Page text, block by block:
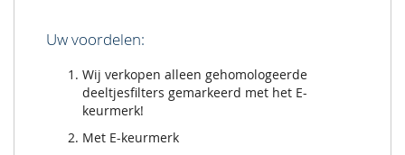
Uw voordelen:
Wij verkopen alleen gehomologeerde
deeltjesfilters gemarkeerd met het E-
keurmerk!
Met E-keurmerk